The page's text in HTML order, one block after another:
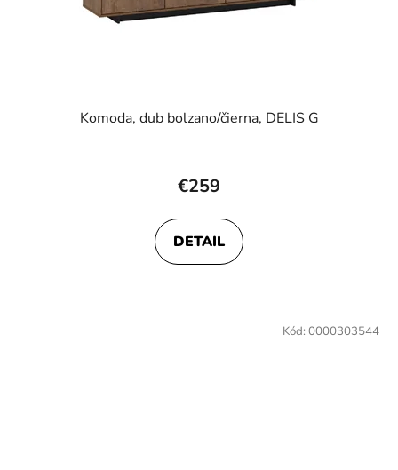
Komoda, dub bolzano/čierna, DELIS G
€259
DETAIL
Kód: 0000303544